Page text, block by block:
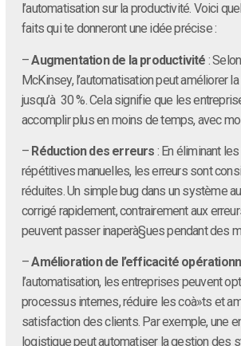
l’automatisation sur la productivité. Voici
faits qui te donneront une idée précise :
–Augmentation de la productivité :
McKinsey, l’automatisation peut améliorer
jusqu’à 30 %. Cela signifie que les
accomplir plus en moins de temps, avec
– Réduction des erreurs : En éliminant
répétitives manuelles, les erreurs sont
réduites. Un simple bug dans un système
corrigé rapidement, contrairement aux
peuvent passer inaperà§ues pendant des
–Amélioration de l’efficacité
l’automatisation, les entreprises peuvent
processus internes, réduire les coà»ts et
satisfaction des clients. Par exemple, une
logistique peut automatiser la gestion des